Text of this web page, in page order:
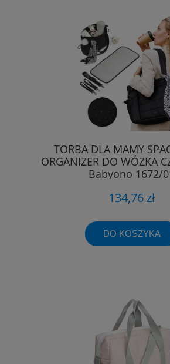
TORBA DLA MAMY
ORGANIZER DO WÓZKA
Babyono 1672/
134,76 zł
DO KOSZYKA